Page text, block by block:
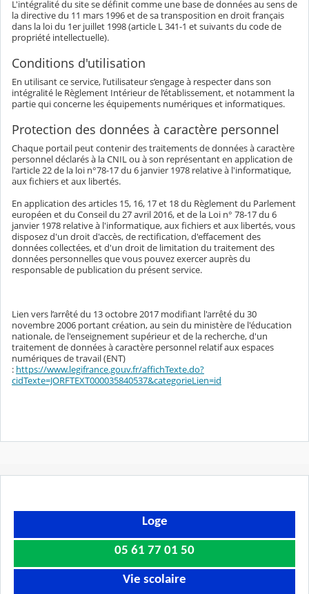
L'intégralité du site se définit comme une base de données au sens de
la directive du 11 mars 1996 et de sa transposition en droit français
dans la loi du 1er juillet 1998 (article L 341-1 et suivants du code de
propriété intellectuelle).
Conditions d'utilisation
En utilisant ce service, l’utilisateur s’engage à respecter dans son
intégralité le Règlement Intérieur de l’établissement, et notamment la
partie qui concerne les équipements numériques et informatiques.
Protection des données à caractère personnel
Chaque portail peut contenir des traitements de données à caractère
personnel déclarés à la CNIL ou à son représentant en application de
l'article 22 de la loi n°78-17 du 6 janvier 1978 relative à l'informatique,
aux fichiers et aux libertés.
En application des articles 15, 16, 17 et 18 du Règlement du Parlement
européen et du Conseil du 27 avril 2016, et de la Loi n° 78-17 du 6
janvier 1978 relative à l'informatique, aux fichiers et aux libertés, vous
disposez d'un droit d'accès, de rectification, d'effacement des
données collectées, et d'un droit de limitation du traitement des
données personnelles que vous pouvez exercer auprès du
responsable de publication du présent service.
Lien vers l’arrêté du 13 octobre 2017 modifiant l'arrêté du 30
novembre 2006 portant création, au sein du ministère de l'éducation
nationale, de l'enseignement supérieur et de la recherche, d'un
traitement de données à caractère personnel relatif aux espaces
numériques de travail (ENT)
: https://www.legifrance.gouv.fr/affichTexte.do?
cidTexte=JORFTEXT000035840537&categorieLien=id
Loge
05 61 77 01 50
Vie scolaire